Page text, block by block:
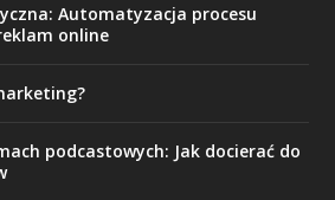
Automatyzacja procesu
online
podcastowych: Jak docierać do